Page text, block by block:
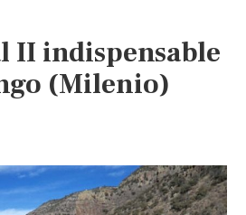
en
II indispensable
(Milenio)